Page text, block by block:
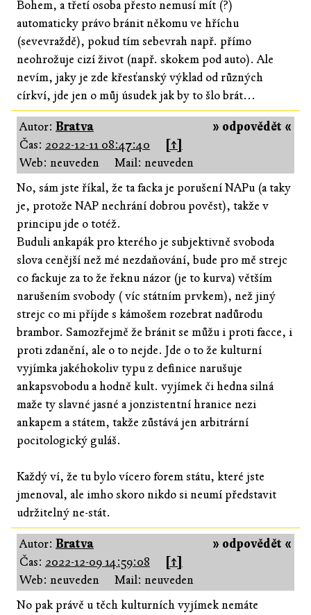
Bohem, a třetí osoba přesto nemusí mít (?)
automaticky právo bránit někomu ve hříchu
(sevevraždě), pokud tím sebevrah např. přímo
neohrožuje cizí život (např. skokem pod auto). Ale
nevím, jaky je zde křesťanský výklad od různých
církví, jde jen o můj úsudek jak by to šlo brát...
» odpovědět «
Autor: Bratva
Čas: 2022-12-11 08:47:40
[↑]
Web: neuveden
Mail: neuveden
No, sám jste říkal, že ta facka je porušení NAPu (a taky
je, protože NAP nechrání dobrou pověst), takže v
principu jde o totéž.
Buduli ankapák pro kterého je subjektivně svoboda
slova cenější než mé nezdaňování, bude pro mě strejc
co fackuje za to že řeknu názor (je to kurva) větším
narušením svobody ( víc státním prvkem), než jiný
strejc co mi příjde s kámošem rozebrat nadůrodu
brambor. Samozřejmě že bránit se můžu i proti facce, i
proti zdanění, ale o to nejde. Jde o to že kulturní
vyjímka jakéhokoliv typu z definice narušuje
ankapsvobodu a hodně kult. vyjímek či hedna silná
maže ty slavné jasné a jonzistentní hranice nezi
ankapem a státem, takže zůstává jen arbitrární
pocitologický guláš.
Každý ví, že tu bylo vícero forem státu, které jste
jmenoval, ale imho skoro nikdo si neumí představit
udržitelný ne-stát.
» odpovědět «
Autor: Bratva
Čas: 2022-12-09 14:59:08
[↑]
Web: neuveden
Mail: neuveden
No pak právě u těch kulturních vyjímek nemáte